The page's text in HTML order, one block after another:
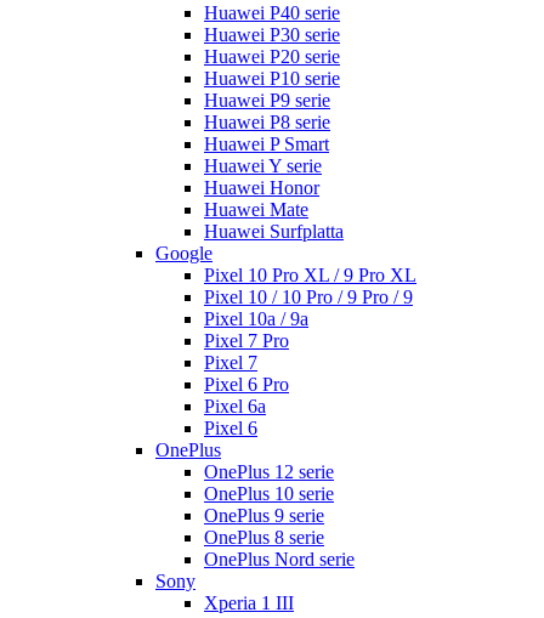
Huawei P40 serie
Huawei P30 serie
Huawei P20 serie
Huawei P10 serie
Huawei P9 serie
Huawei P8 serie
Huawei P Smart
Huawei Y serie
Huawei Honor
Huawei Mate
Huawei Surfplatta
Google
Pixel 10 Pro XL / 9 Pro XL
Pixel 10 / 10 Pro / 9 Pro / 9
Pixel 10a / 9a
Pixel 7 Pro
Pixel 7
Pixel 6 Pro
Pixel 6a
Pixel 6
OnePlus
OnePlus 12 serie
OnePlus 10 serie
OnePlus 9 serie
OnePlus 8 serie
OnePlus Nord serie
Sony
Xperia 1 III